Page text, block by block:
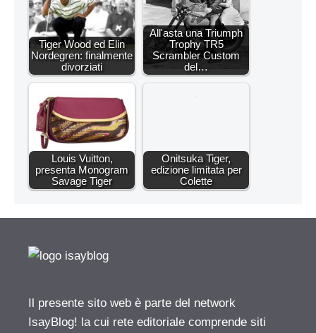
Tiger Wood ed Elin
Nordegren: finalmente
divorziati
All'asta una Triumph
Trophy TR5
Scrambler Custom
del…
Louis Vuitton,
presenta Monogram
Savage Tiger
Onitsuka Tiger,
edizione limitata per
Colette
Il presente sito web è parte del network
IsayBlog! la cui rete editoriale comprende siti